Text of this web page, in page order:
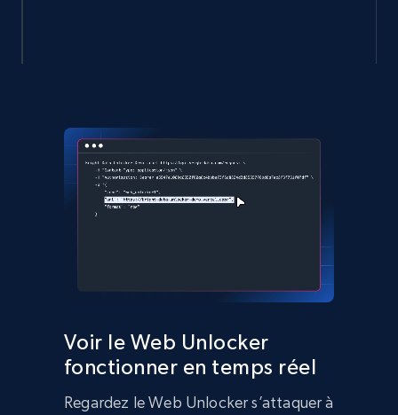
Voir le Web Unlocker
fonctionner en temps réel
Regardez le Web Unlocker s’attaquer à